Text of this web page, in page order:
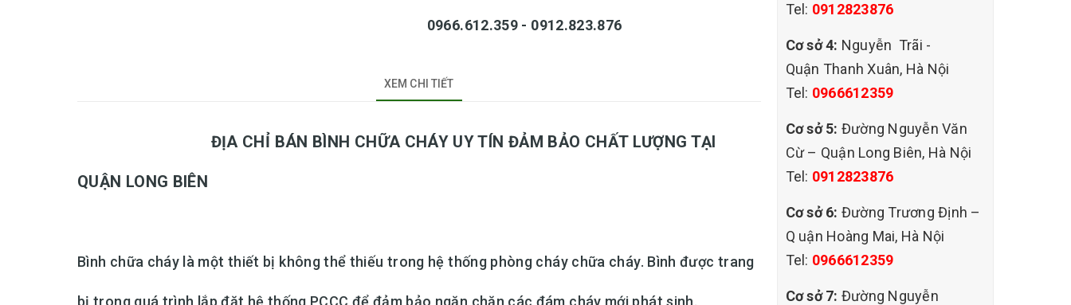
0966.612.359 - 0912.823.876
XEM CHI TIẾT
ĐỊA CHỈ BÁN BÌNH CHỮA CHÁY UY TÍN ĐẢM BẢO CHẤT LƯỢNG TẠI
QUẬN LONG BIÊN
Bình chữa cháy là một thiết bị không thể thiếu trong hệ thống phòng cháy chữa cháy. Bình được trang
bị trong quá trình lắp đặt hệ thống PCCC để đảm bảo ngăn chặn các đám cháy mới phát sinh.
Tel: 0912823876
Cơ sở 4: Nguyễn Trãi -
Quận Thanh Xuân, Hà Nội
Tel: 0966612359
Cơ sở 5: Đường Nguyễn Văn
Cừ – Quận Long Biên, Hà Nội
Tel: 0912823876
Cơ sở 6: Đường Trương Định –
Q uận Hoàng Mai, Hà Nội
Tel: 0966612359
Cơ sở 7: Đường Nguyễn